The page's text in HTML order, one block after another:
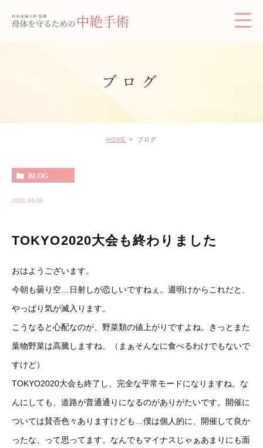
ブログ
HOME ブログ
BLOG
2021.09.06
TOKYO2020大会も終わりました
おはようございます。
今朝も曇り空…日射しが恋しいですねぇ。週明けからこれだと、
やっぱり気が滅入ります。
こうなると心配なのが、野菜類の値上がりですよね。きっとまた
葉物野菜は高騰しますね。（まぁそんなに食べるわけでもないで
すけど）
TOKYO2020大会も終了し、完全な平常モードになりますね。な
んにしても、道路が普通通りになるのがありがたいです。開催に
ついては賛否色々ありますけども…僕は個人的に、開催して良か
ったな、って思ってます。なんでもマイナスじゃぁあまりにも面